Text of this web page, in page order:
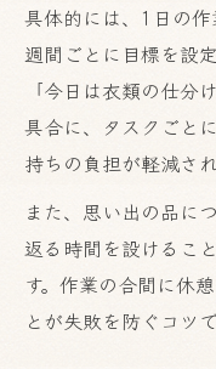
具体的には、1日の
週間ごとに目標を設
「今日は衣類の仕分
具合に、タスクごと
持ちの負担が軽減され
また、思い出の品に
返る時間を設けるこ
す。作業の合間に休
とが失敗を防ぐコツで